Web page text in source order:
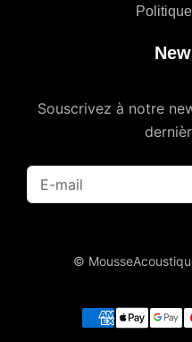
Souscrivez à notre
©